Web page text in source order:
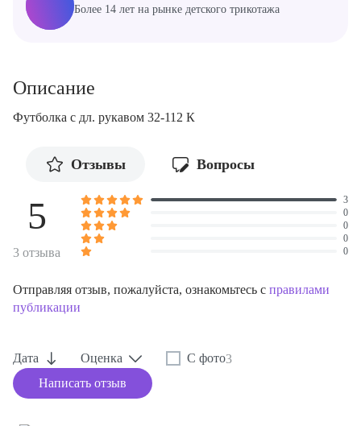
Более 14 лет на рынке детского трикотажа
Описание
Футболка с дл. рукавом 32-112 К
Отзывы Вопросы
Дата Оценка С фото3
5
3 отзыва
3
0
0
0
0
Отправляя отзыв, пожалуйста, ознакомьтесь с правилами
публикации